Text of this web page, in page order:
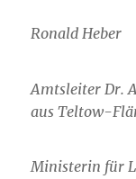
Ronald Heber
Amtsleiter Dr.
aus Teltow-
Ministerin für